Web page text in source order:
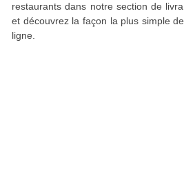
restaurants dans notre section de
et découvrez la façon la plus simple
ligne.